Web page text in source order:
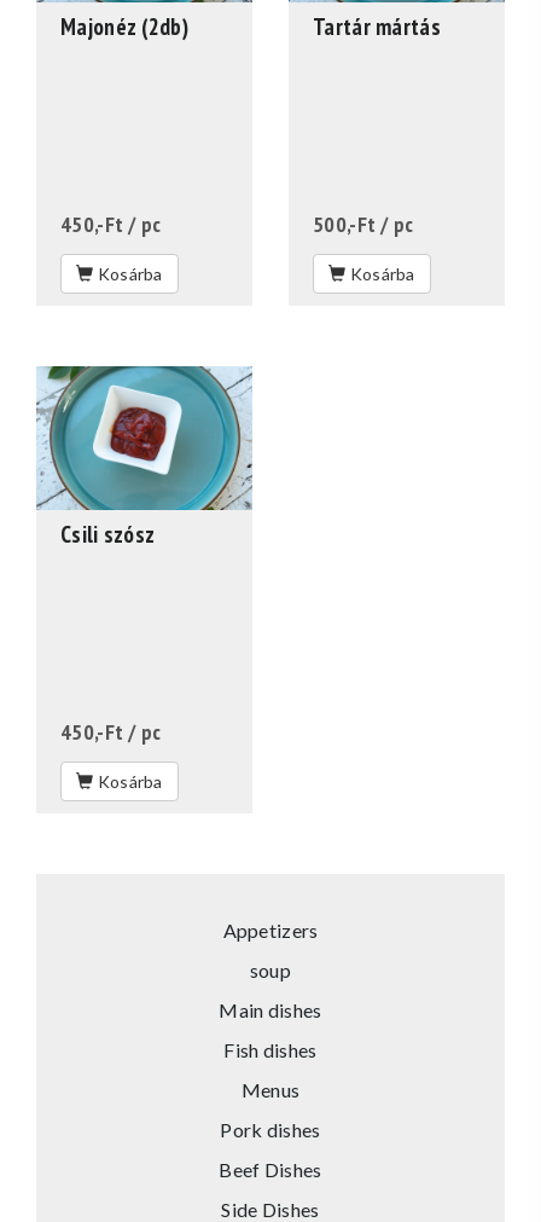
Majonéz (2db)
450,-Ft/ pc
Kosárba
Tartár mártás
500,-Ft/ pc
Kosárba
Csili szósz
450,-Ft/ pc
Kosárba
Appetizers
soup
Main dishes
Fish dishes
Menus
Pork dishes
Beef Dishes
Side Dishes